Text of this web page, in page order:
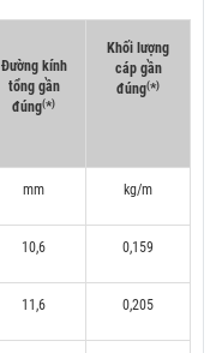
Đường kính
tổng gần
đúng(*)
Khối lượng
cáp gần
đúng(*)
mm kg/m
10,6 0,159
11,6 0,205